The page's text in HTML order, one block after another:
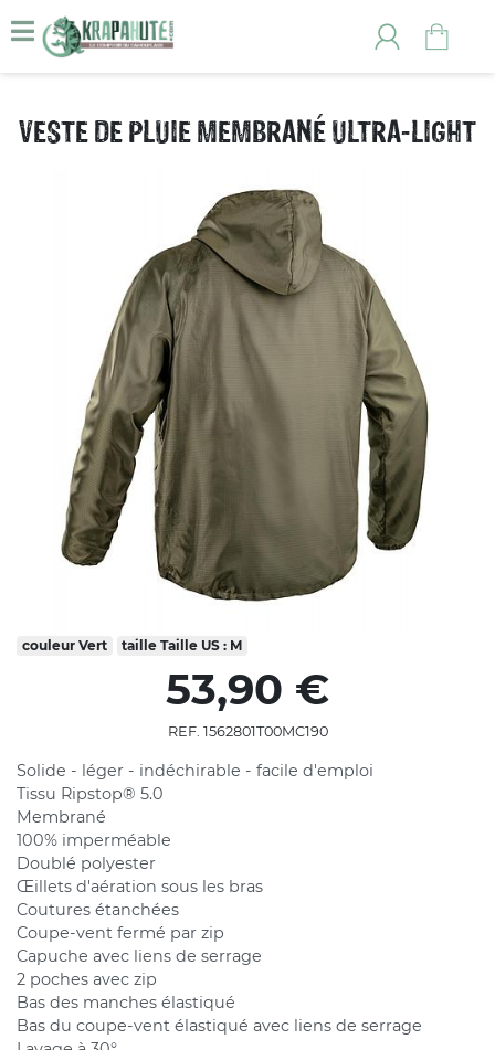
VESTE DE PLUIE MEMBRANÉ ULTRA-LIGHT
Solide - léger - indéchirable - facile d'emploi
Tissu Ripstop® 5.0
Membrané
100% imperméable
Doublé polyester
Œillets d'aération sous les bras
Coutures étanchées
Coupe-vent fermé par zip
Capuche avec liens de serrage
2 poches avec zip
Bas des manches élastiqué
Bas du coupe-vent élastiqué avec liens de serrage
53,90 €
REF. 1562801T00MC190
couleur Vert tailleTaille US : M